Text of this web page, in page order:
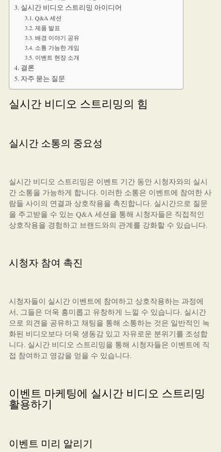
실시간 비디오 스트리밍 아이디어
Q&A 세션
제품 발표
배경 이야기 공유
소통 가능한 게임
이벤트 현장 소개
결론
자주 묻는 질문
실시간 비디오 스트리밍의 힘
실시간 소통의 중요성
실시간 비디오 스트리밍은 이벤트 기간 동안 시청자와의 실시
간 소통을 가능하게 합니다. 이러한 소통은 이벤트에 참여한 사
람들 사이의 연결과 상호작용을 촉진합니다. 실시간으로 질문
을 주고받을 수 있는 Q&A 세션을 통해 시청자들은 직접적인
상호작용을 경험하고 브랜드와의 관계를 강화할 수 있습니다.
시청자 참여 촉진
시청자들이 실시간 이벤트에 참여하고 상호작용하는 과정에
서, 그들은 더욱 흥미롭고 유창하게 느낄 수 있습니다. 실시간
으로 의견을 공유하고 채팅을 통해 소통하는 것은 일반적인 녹
화된 비디오보다 더욱 생동감 있고 자유로운 분위기를 조성합
니다. 실시간 비디오 스트리밍을 통해 시청자들은 이벤트에 직
접 참여하고 영감을 얻을 수 있습니다.
이벤트 마케팅에 실시간 비디오 스트리밍
활용하기
이벤트 미리 알리기